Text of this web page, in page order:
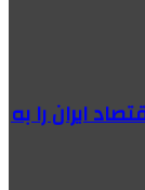
ایران را به